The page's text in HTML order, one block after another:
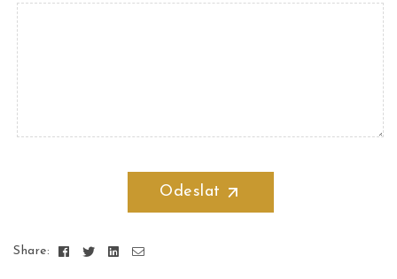
Odeslat
Share: FacebookTwitterLinkedin
Email